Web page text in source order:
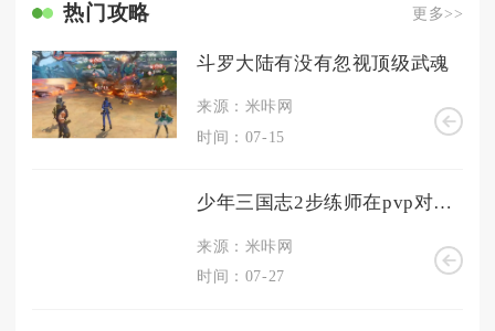
热门攻略 更多>>
斗罗大陆有没有忽视顶级武魂
来源：米咔网
时间：07-15
少年三国志2步练师在pvp对战中能否发挥优势
来源：米咔网
时间：07-27